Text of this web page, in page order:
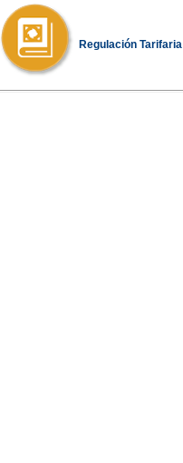
Regulación Tarifaria​